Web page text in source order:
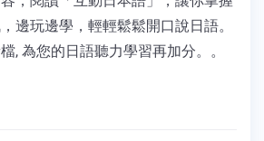
邊玩邊學，輕輕鬆鬆開口說日語。
, 為您的日語聽力學習再加分。。